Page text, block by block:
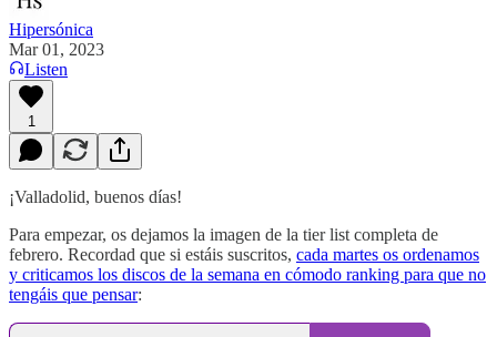
Hipersónica
Mar 01, 2023
Listen
1
¡Valladolid, buenos días!
Para empezar, os dejamos la imagen de la tier list completa de
febrero. Recordad que si estáis suscritos, cada martes os ordenamos
y criticamos los discos de la semana en cómodo ranking para que no
tengáis que pensar: